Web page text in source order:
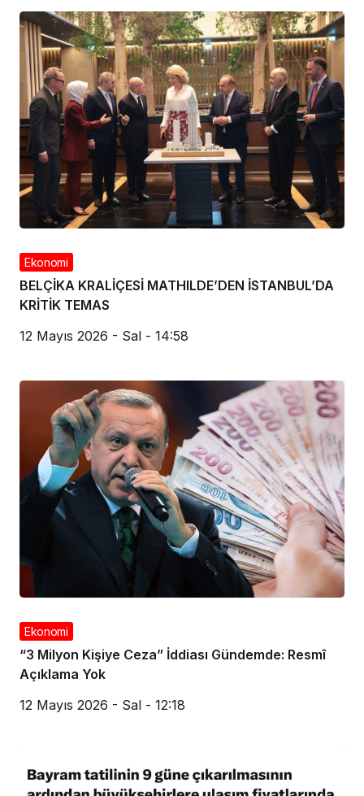
Ekonomi
BELÇİKA KRALİÇESİ MATHILDE’DEN İSTANBUL’DA
KRİTİK TEMAS
12 Mayıs 2026 - Sal - 14:58
Ekonomi
“3 Milyon Kişiye Ceza” İddiası Gündemde: Resmî
Açıklama Yok
12 Mayıs 2026 - Sal - 12:18